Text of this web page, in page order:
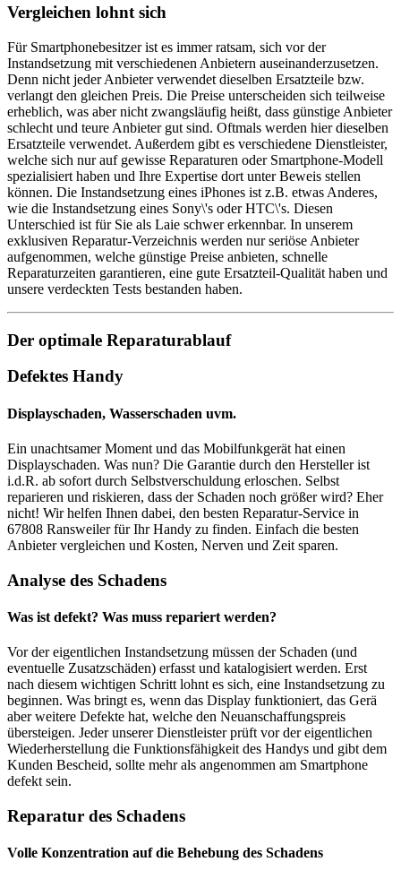
Vergleichen lohnt sich
Für Smartphonebesitzer ist es immer ratsam, sich vor der
Instandsetzung mit verschiedenen Anbietern auseinanderzusetzen.
Denn nicht jeder Anbieter verwendet dieselben Ersatzteile bzw.
verlangt den gleichen Preis. Die Preise unterscheiden sich teilweise
erheblich, was aber nicht zwangsläufig heißt, dass günstige Anbieter
schlecht und teure Anbieter gut sind. Oftmals werden hier dieselben
Ersatzteile verwendet. Außerdem gibt es verschiedene Dienstleister,
welche sich nur auf gewisse Reparaturen oder Smartphone-Modell
spezialisiert haben und Ihre Expertise dort unter Beweis stellen
können. Die Instandsetzung eines iPhones ist z.B. etwas Anderes,
wie die Instandsetzung eines Sony\'s oder HTC\'s. Diesen
Unterschied ist für Sie als Laie schwer erkennbar. In unserem
exklusiven Reparatur-Verzeichnis werden nur seriöse Anbieter
aufgenommen, welche günstige Preise anbieten, schnelle
Reparaturzeiten garantieren, eine gute Ersatzteil-Qualität haben und
unsere verdeckten Tests bestanden haben.
Der optimale Reparaturablauf
Defektes Handy
Displayschaden, Wasserschaden uvm.
Ein unachtsamer Moment und das Mobilfunkgerät hat einen
Displayschaden. Was nun? Die Garantie durch den Hersteller ist
i.d.R. ab sofort durch Selbstverschuldung erloschen. Selbst
reparieren und riskieren, dass der Schaden noch größer wird? Eher
nicht! Wir helfen Ihnen dabei, den besten Reparatur-Service in
67808 Ransweiler für Ihr Handy zu finden. Einfach die besten
Anbieter vergleichen und Kosten, Nerven und Zeit sparen.
Analyse des Schadens
Was ist defekt? Was muss repariert werden?
Vor der eigentlichen Instandsetzung müssen der Schaden (und
eventuelle Zusatzschäden) erfasst und katalogisiert werden. Erst
nach diesem wichtigen Schritt lohnt es sich, eine Instandsetzung zu
beginnen. Was bringt es, wenn das Display funktioniert, das Gerä
aber weitere Defekte hat, welche den Neuanschaffungspreis
übersteigen. Jeder unserer Dienstleister prüft vor der eigentlichen
Wiederherstellung die Funktionsfähigkeit des Handys und gibt dem
Kunden Bescheid, sollte mehr als angenommen am Smartphone
defekt sein.
Reparatur des Schadens
Volle Konzentration auf die Behebung des Schadens